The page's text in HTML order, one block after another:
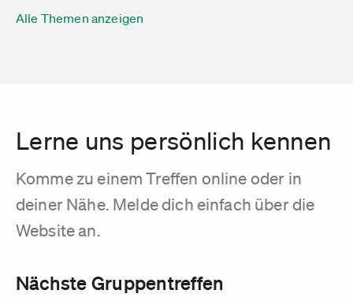
Alle Themen anzeigen
Lerne uns persönlich kennen
Komme zu einem Treffen online oder in
deiner Nähe. Melde dich einfach über die
Website an.
Nächste Gruppentreffen